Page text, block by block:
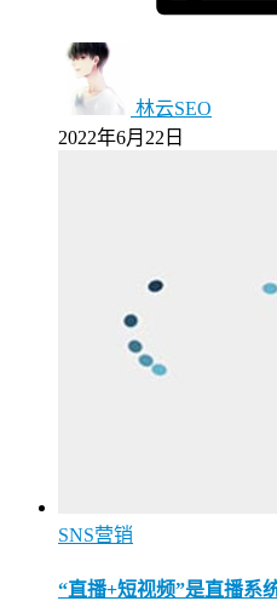
林云SEO
2022年6月22日
SNS营销
“直播+短视频”是直播系